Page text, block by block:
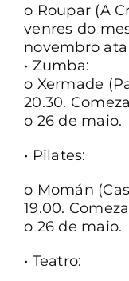
o Roupar (A
venres do
novembro
• Zumba:
o Xermade
20.30.
o 26 de maio.
• Pilates:
o Momán
19.00.
o 26 de maio.
• Teatro: